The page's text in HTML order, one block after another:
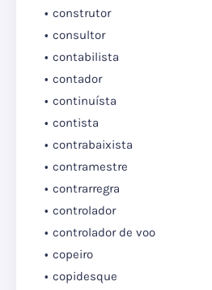
construtor
consultor
contabilista
contador
continuísta
contista
contrabaixista
contramestre
contrarregra
controlador
controlador de voo
copeiro
copidesque